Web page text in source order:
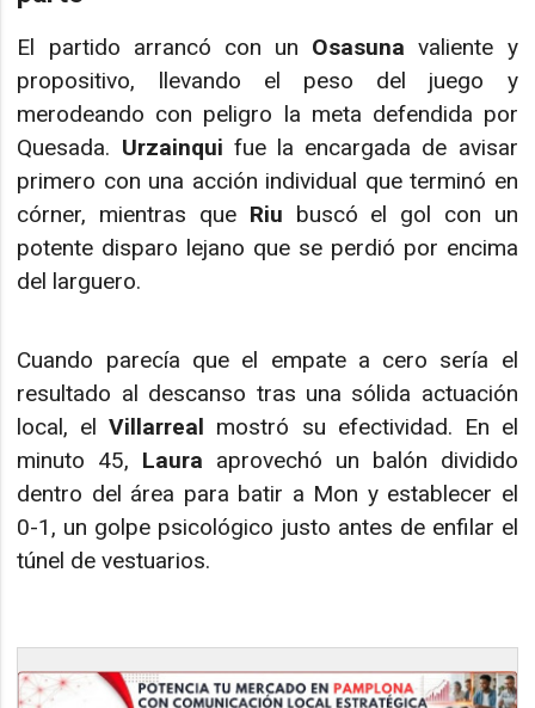
El partido arrancó con un Osasuna valiente y
propositivo, llevando el peso del juego y
merodeando con peligro la meta defendida por
Quesada. Urzainqui fue la encargada de avisar
primero con una acción individual que terminó en
córner, mientras que Riu buscó el gol con un
potente disparo lejano que se perdió por encima
del larguero.
Cuando parecía que el empate a cero sería el
resultado al descanso tras una sólida actuación
local, elVillarreal mostró su efectividad. En el
minuto 45, Laura aprovechó un balón dividido
dentro del área para batir a Mon y establecer el
0-1, un golpe psicológico justo antes de enfilar el
túnel de vestuarios.